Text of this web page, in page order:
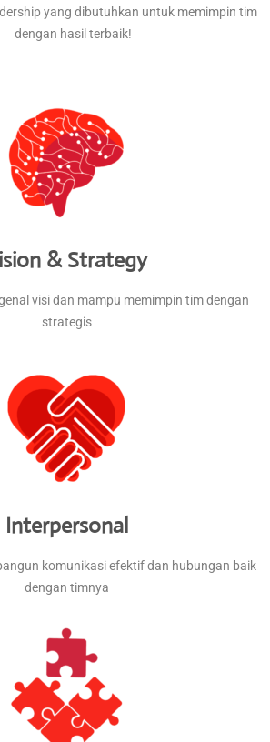
yang dibutuhkan untuk memimpin tim
dengan hasil terbaik!
& Strategy
visi dan mampu memimpin tim dengan
strategis
Interpersonal
komunikasi efektif dan hubungan baik
dengan timnya